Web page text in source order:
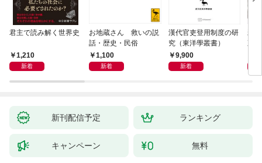
君主で読み解く世界史
1,210
新着
お地蔵さん 救いの説
話・歴史・民俗
1,100
新着
漢代官吏登用制度の研
究（東洋學叢書）
9,900
新着
親
直
新刊配信予定 ランキング
キャンペーン 無料